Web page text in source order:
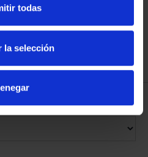
todas
la selección